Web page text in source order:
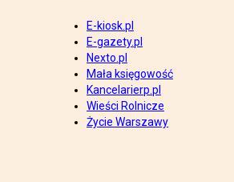
E-kiosk.pl
E-gazety.pl
Nexto.pl
Mała księgowość
Kancelarierp.pl
Wieści Rolnicze
Życie Warszawy